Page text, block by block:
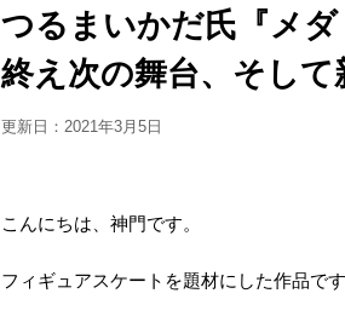
つるまいかだ氏『メ
終え次の舞台、そして
更新日： 2021年3月5日
こんにちは、神門です。
フィギュアスケートを題材にした作品です